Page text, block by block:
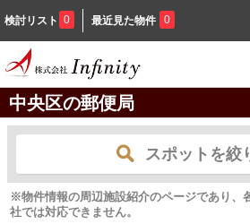
検討リスト 0 最近見た物件 0
中央区の郵便局
スポットを絞
※物件情報の周辺施設紹介のページであり、
社では対応できません。